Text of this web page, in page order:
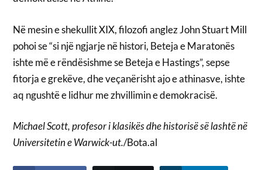
Në mesin e shekullit XIX, filozofi anglez John Stuart Mill
pohoi se “si një ngjarje në histori, Beteja e Maratonës
ishte më e rëndësishme se Beteja e Hastings”, sepse
fitorja e grekëve, dhe veçanërisht ajo e athinasve, ishte
aq ngushtë e lidhur me zhvillimin e demokracisë.
Michael Scott, profesor i klasikës dhe historisë së lashtë në
Universitetin e Warwick-ut./Bota.al